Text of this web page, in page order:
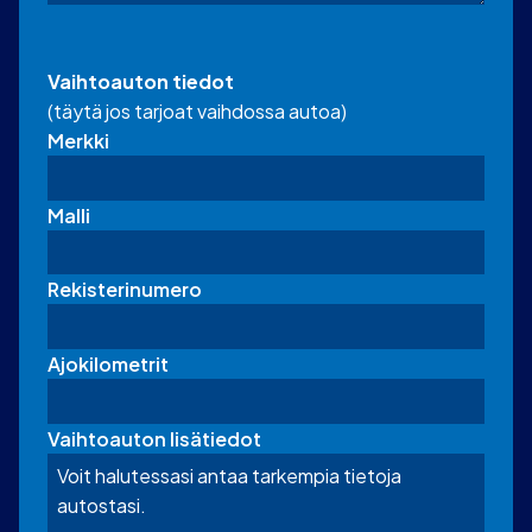
Vaihtoauton tiedot
(täytä jos tarjoat vaihdossa autoa)
Merkki
Malli
Rekisterinumero
Ajokilometrit
Vaihtoauton lisätiedot